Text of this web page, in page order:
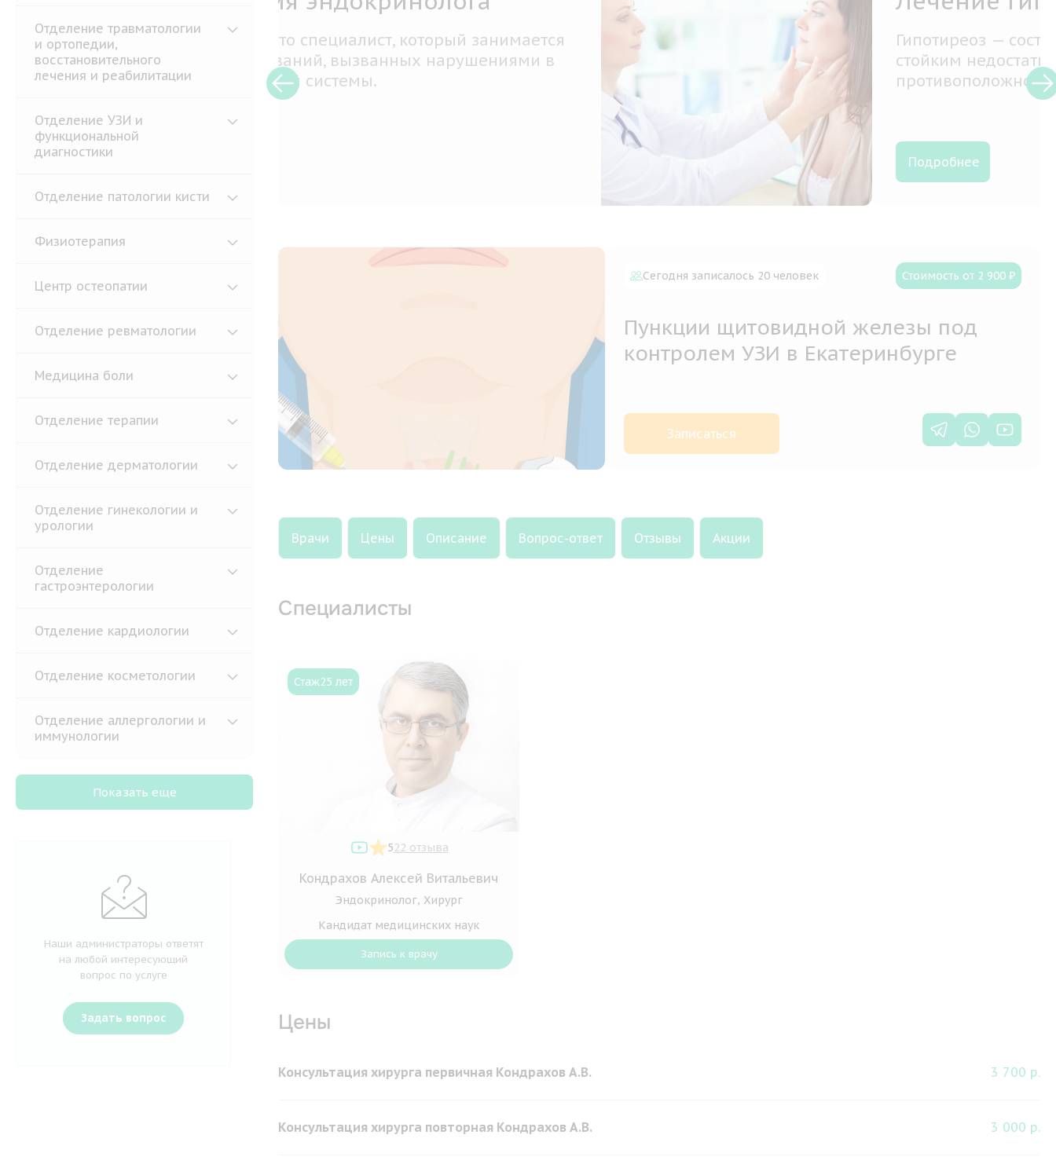
Отделение травматологии
и ортопедии,
восстановительного
лечения и реабилитации
Отделение УЗИ и
функциональной
диагностики
Отделение патологии кисти
Физиотерапия
Центр остеопатии
Отделение ревматологии
Медицина боли
Отделение терапии
Отделение дерматологии
Отделение гинекологии и
урологии
Отделение
гастроэнтерологии
Отделение кардиологии
Отделение косметологии
Отделение аллергологии и
иммунологии
Показать еще
Наши администраторы ответят
на любой интересующий
вопрос по услуге
Задать вопрос
Гипотиреоз — состояние, обусловленное длительным,
стойким недостатком гормонов щитовидной железы,
противоположное тиреотоксикозу.
Сегодня записалось 20 человек Стоимость от 2 900 ₽
Пункции щитовидной железы под
контролем УЗИ в Екатеринбурге
Записаться
Врачи Цены Описание Вопрос-ответ Отзывы Акции
Специалисты
Стаж25 лет
522 отзыва
Кондрахов Алексей Витальевич
Эндокринолог, Хирург
Кандидат медицинских наук
Запись к врачу
Цены
3 700 р.
Консультация хирурга первичная Кондрахов А.В.
3 000 р.
Консультация хирурга повторная Кондрахов А.В.